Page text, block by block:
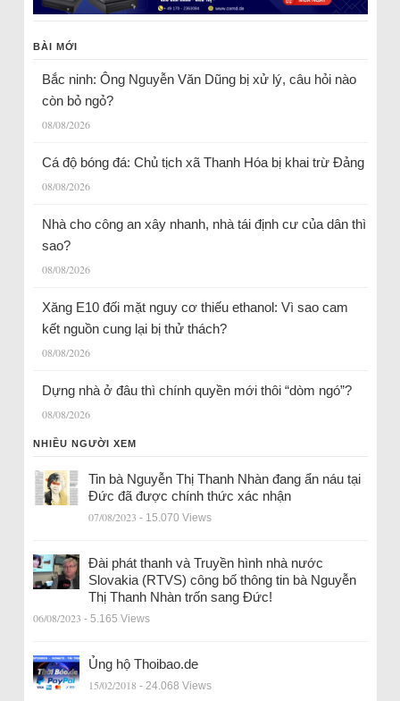
BÀI MỚI
Bắc ninh: Ông Nguyễn Văn Dũng bị xử lý, câu hỏi nào
còn bỏ ngỏ?
08/08/2026
Cá độ bóng đá: Chủ tịch xã Thanh Hóa bị khai trừ Đảng
08/08/2026
Nhà cho công an xây nhanh, nhà tái định cư của dân thì
sao?
08/08/2026
Xăng E10 đối mặt nguy cơ thiếu ethanol: Vì sao cam
kết nguồn cung lại bị thử thách?
08/08/2026
Dựng nhà ở đâu thì chính quyền mới thôi “dòm ngó”?
08/08/2026
NHIỀU NGƯỜI XEM
Tin bà Nguyễn Thị Thanh Nhàn đang ẩn náu tại
Đức đã được chính thức xác nhận
07/08/2023 - 15.070 Views
Đài phát thanh và Truyền hình nhà nước
Slovakia (RTVS) công bố thông tin bà Nguyễn
Thị Thanh Nhàn trốn sang Đức!
06/08/2023 - 5.165 Views
Ủng hộ Thoibao.de
15/02/2018 - 24.068 Views